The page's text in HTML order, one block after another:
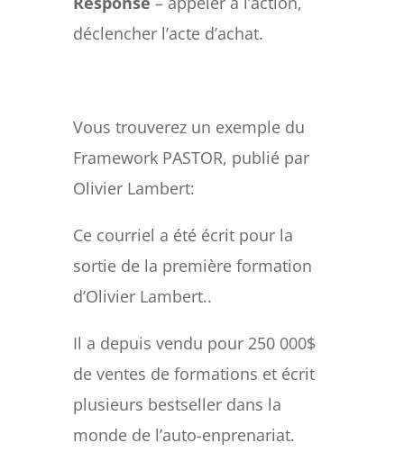
déclencher l’acte d’achat.
Vous trouverez un exemple du
Framework PASTOR, publié par
Olivier Lambert:
Ce courriel a été écrit pour la
sortie de la première formation
d’Olivier Lambert..
Il a depuis vendu pour 250 000$
de ventes de formations et écrit
plusieurs bestseller dans la
monde de l’auto-enprenariat.